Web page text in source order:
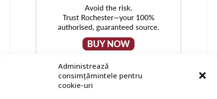
Administrează
consimțămintele pentru
cookie-uri